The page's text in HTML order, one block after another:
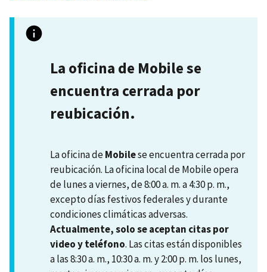
La oficina de Mobile se
encuentra cerrada por
reubicación.
La oficina deMobilese encuentra cerrada por
reubicación. La oficina local de Mobile opera
de lunes a viernes, de 8:00 a. m. a 4:30 p. m.,
excepto días festivos federales y durante
condiciones climáticas adversas.
Actualmente, solo se aceptan citas por
video y teléfono. Las citas están disponibles
a las 8:30 a. m., 10:30 a. m. y 2:00 p. m. los lunes,